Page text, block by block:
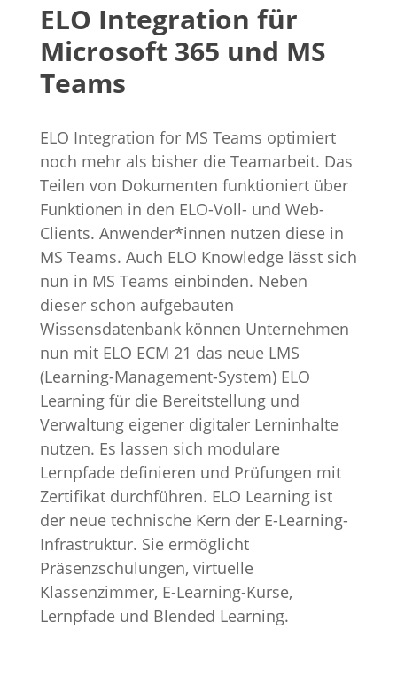
ELO Integration für
Microsoft 365 und MS
Teams
ELO Integration for MS Teams optimiert
noch mehr als bisher die Teamarbeit. Das
Teilen von Dokumenten funktioniert über
Funktionen in den ELO-Voll- und Web-
Clients. Anwender*innen nutzen diese in
MS Teams. Auch ELO Knowledge lässt sich
nun in MS Teams einbinden. Neben
dieser schon aufgebauten
Wissensdatenbank können Unternehmen
nun mit ELO ECM 21 das neue LMS
(Learning-Management-System) ELO
Learning für die Bereitstellung und
Verwaltung eigener digitaler Lerninhalte
nutzen. Es lassen sich modulare
Lernpfade definieren und Prüfungen mit
Zertifikat durchführen. ELO Learning ist
der neue technische Kern der E-Learning-
Infrastruktur. Sie ermöglicht
Präsenzschulungen, virtuelle
Klassenzimmer, E-Learning-Kurse,
Lernpfade und Blended Learning.